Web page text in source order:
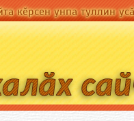
кӗрсен унпа туллин